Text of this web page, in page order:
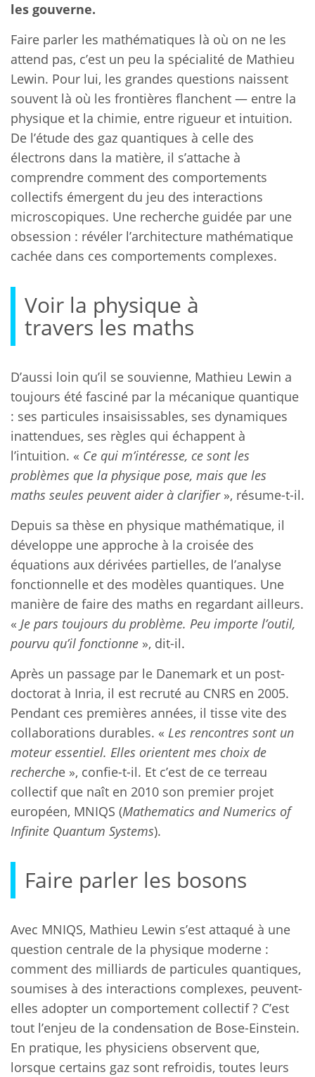
les gouverne.
Faire parler les mathématiques là où on ne les
attend pas, c’est un peu la spécialité de Mathieu
Lewin. Pour lui, les grandes questions naissent
souvent là où les frontières flanchent — entre la
physique et la chimie, entre rigueur et intuition.
De l’étude des gaz quantiques à celle des
électrons dans la matière, il s’attache à
comprendre comment des comportements
collectifs émergent du jeu des interactions
microscopiques. Une recherche guidée par une
obsession : révéler l’architecture mathématique
cachée dans ces comportements complexes.
Voir la physique à
travers les maths
D’aussi loin qu’il se souvienne, Mathieu Lewin a
toujours été fasciné par la mécanique quantique
: ses particules insaisissables, ses dynamiques
inattendues, ses règles qui échappent à
l’intuition. « Ce qui m’intéresse, ce sont les
problèmes que la physique pose, mais que les
maths seules peuvent aider à clarifier», résume-t-il.
Depuis sa thèse en physique mathématique, il
développe une approche à la croisée des
équations aux dérivées partielles, de l’analyse
fonctionnelle et des modèles quantiques. Une
manière de faire des maths en regardant ailleurs.
« Je pars toujours du problème. Peu importe l’outil,
pourvu qu’il fonctionne », dit-il.
Après un passage par le Danemark et un post-
doctorat à Inria, il est recruté au CNRS en 2005.
Pendant ces premières années, il tisse vite des
collaborations durables. « Les rencontres sont un
moteur essentiel. Elles orientent mes choix de
recherche », confie-t-il. Et c’est de ce terreau
collectif que naît en 2010 son premier projet
européen, MNIQS (Mathematics and Numerics of
Infinite Quantum Systems).
Faire parler les bosons
Avec MNIQS, Mathieu Lewin s’est attaqué à une
question centrale de la physique moderne :
comment des milliards de particules quantiques,
soumises à des interactions complexes, peuvent-
elles adopter un comportement collectif ? C’est
tout l’enjeu de la condensation de Bose-Einstein.
En pratique, les physiciens observent que,
lorsque certains gaz sont refroidis, toutes leurs